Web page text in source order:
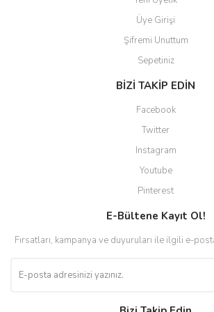
Üye Girişi
Şifremi Unuttum
Sepetiniz
BİZİ TAKİP EDİN
Facebook
Twitter
Instagram
Youtube
Pinterest
E-Bültene Kayıt Ol!
Fırsatları, kampanya ve duyuruları ile ilgili e-